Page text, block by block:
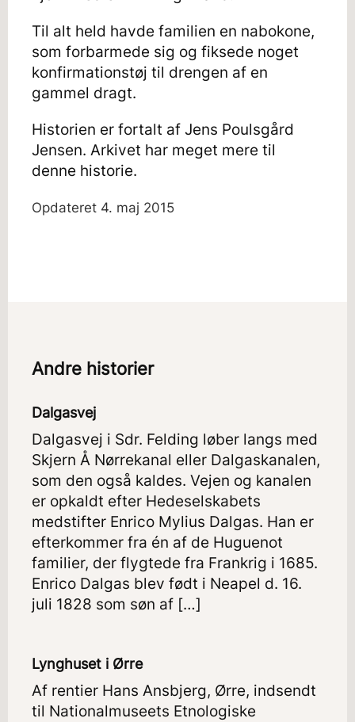
Til alt held havde familien en nabokone,
som forbarmede sig og fiksede noget
konfirmationstøj til drengen af en
gammel dragt.
Historien er fortalt af Jens Poulsgård
Jensen. Arkivet har meget mere til
denne historie.
Opdateret 4. maj 2015
Andre historier
Dalgasvej
Dalgasvej i Sdr. Felding løber langs med
Skjern Å Nørrekanal eller Dalgaskanalen,
som den også kaldes. Vejen og kanalen
er opkaldt efter Hedeselskabets
medstifter Enrico Mylius Dalgas. Han er
efterkommer fra én af de Huguenot
familier, der flygtede fra Frankrig i 1685.
Enrico Dalgas blev født i Neapel d. 16.
juli 1828 som søn af […]
Lynghuset i Ørre
Af rentier Hans Ansbjerg, Ørre, indsendt
til Nationalmuseets Etnologiske